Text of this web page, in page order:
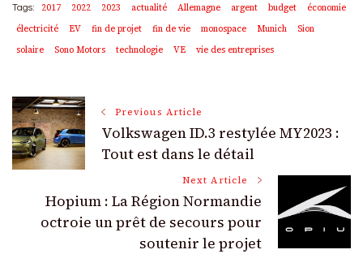
Tags: 2017 2022 2023 actualité Allemagne argent budget
économie
électricité
EV fin de projet fin de vie monospace Munich
Sion
solaire
Sono Motors technologie VE vie des entreprises
Post
Navigation
Previous Article
Volkswagen ID.3 restylée MY2023 :
Tout est dans le détail
Next Article
Hopium : La Région Normandie
octroie un prêt de secours pour
soutenir le projet